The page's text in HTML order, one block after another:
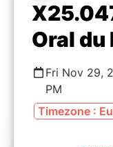
Oral du
Fri Nov 29,
PM
Timezone :